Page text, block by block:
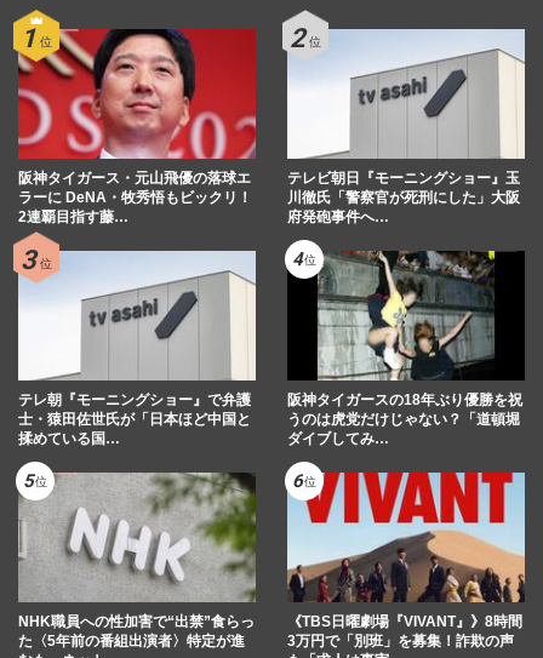
阪神タイガース・元山飛優の落球エ
ラーに DeNA・牧秀悟もビックリ！
2連覇目指す藤…
テレビ朝日『モーニングショー』玉
川徹氏「警察官が死刑にした」大阪
府発砲事件へ…
テレ朝『モーニングショー』で弁護
士・猿田佐世氏が「日本ほど中国と
揉めている国…
阪神タイガースの18年ぶり優勝を祝
うのは虎党だけじゃない？「道頓堀
ダイブしてみ…
NHK職員への性加害で“出禁”食らっ
た〈5年前の番組出演者〉特定が進
《TBS日曜劇場『VIVANT』》8時間
3万円で「別班」を募集！詐欺の声